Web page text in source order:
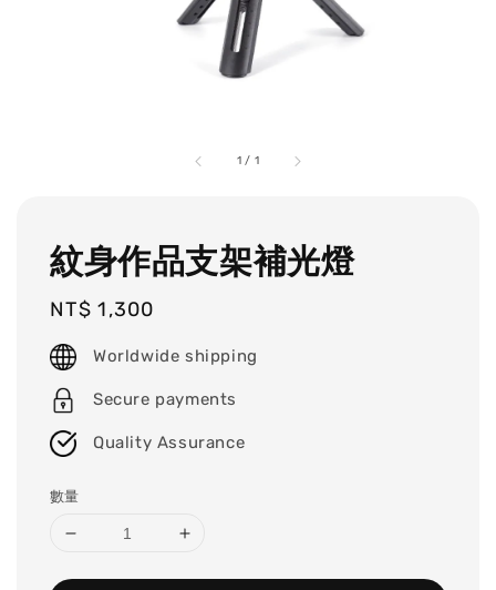
1 / 1
紋身作品支架補光燈
Regular
price
NT$ 1,300
Worldwide shipping
Secure payments
Quality Assurance
數量